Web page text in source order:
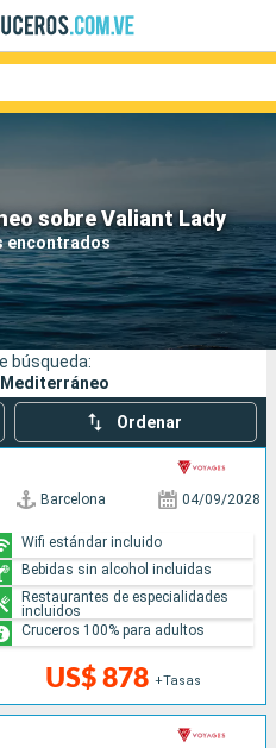
sobre Valiant Lady
encontrados
Compañías
Buscar
búsqueda:
Ordenar
Barcelona 04/09/2028
US$ 878 +Tasas
Wifi estándar incluido
Bebidas sin alcohol incluidas
Restaurantes de especialidades
incluidos
Cruceros 100% para adultos